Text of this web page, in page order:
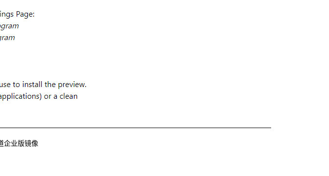
企业版镜像